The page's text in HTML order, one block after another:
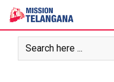
Skip
content